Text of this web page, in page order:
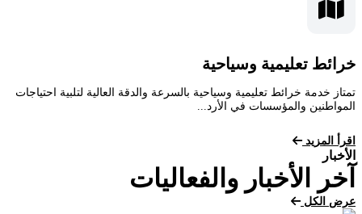
خرائط تعليمية وسياحية
تمتاز خدمة خرائط تعليمية وسياحية بالسرعة والدقة العالية لتلبية احتياجات
المواطنين والمؤسسات في الأرد...
اقرأ المزيد
الأخبار
آخر الأخبار والفعاليات
عرض الكل